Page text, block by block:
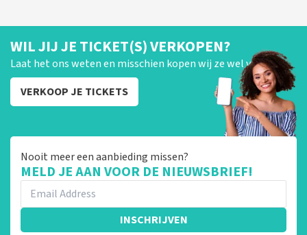
WIL JIJ JE TICKET(S) VERKOPEN?
Laat het ons weten en misschien kopen wij ze wel van je!
VERKOOP JE TICKETS
Nooit meer een aanbieding missen?
MELD JE AAN VOOR DE NIEUWSBRIEF!
INSCHRIJVEN